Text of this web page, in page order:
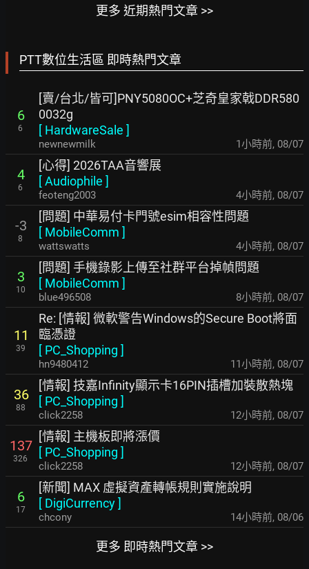
更多 近期熱門文章 >>
PTT數位生活區 即時熱門文章
6
6
[賣/台北/皆可]PNY5080OC+芝奇皇家戟DDR580
0032g
[ HardwareSale ]
newnewmilk 1小時前, 08/07
4
6
[心得] 2026TAA音響展
[Audiophile ]
feoteng2003 4小時前, 08/07
-3
8
[問題] 中華易付卡門號esim相容性問題
[ MobileComm ]
wattswatts 4小時前, 08/07
3
10
[問題] 手機錄影上傳至社群平台掉幀問題
[ MobileComm ]
blue496508 8小時前, 08/07
11
39
Re: [情報] 微軟警告Windows的Secure Boot將面
臨憑證
[ PC_Shopping ]
hn9480412 11小時前, 08/07
36
88
[情報] 技嘉Infinity顯示卡16PIN插槽加裝散熱塊
[ PC_Shopping ]
click2258 12小時前, 08/07
137
326
[情報] 主機板即將漲價
[ PC_Shopping ]
click2258 12小時前, 08/07
6
17
[新聞] MAX 虛擬資產轉帳規則實施說明
[ DigiCurrency]
chcony 14小時前, 08/06
更多 即時熱門文章 >>